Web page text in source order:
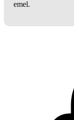
emel.